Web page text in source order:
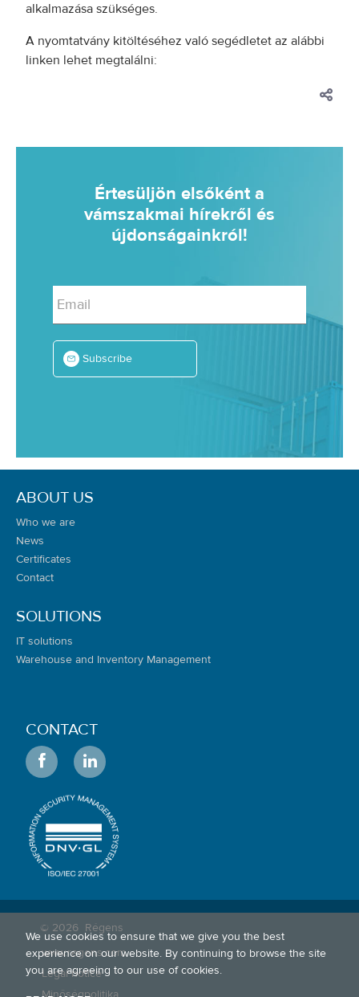
alkalmazása szükséges.
A nyomtatvány kitöltéséhez való segédletet az alábbi
linken lehet megtalálni:
Értesüljön elsőként a
vámszakmai hírekről és
újdonságainkról!
Email
Subscribe
ABOUT US
Who we are
News
Certificates
Contact
SOLUTIONS
IT solutions
Warehouse and Inventory Management
CONTACT
© 2026 Régens
www.regens.com
Legal notice
We use cookies to ensure that we give you the best
experience on our website. By continuing to browse the site
you are agreeing to our use of cookies.